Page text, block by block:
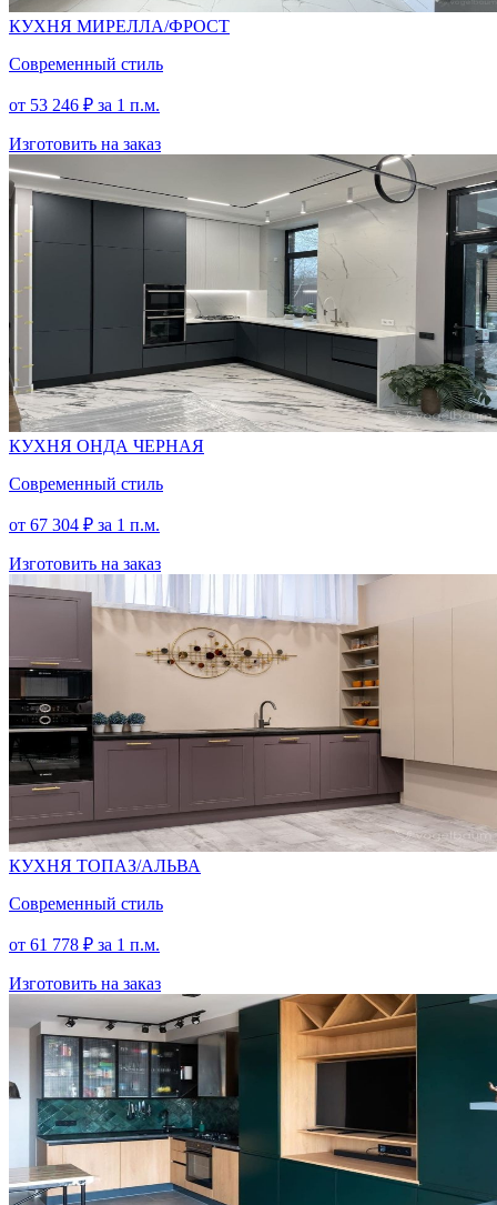
КУХНЯ МИРЕЛЛА/ФРОСТ
Современный стиль
от 53 246 ₽ за 1 п.м.
Изготовить на заказ
КУХНЯ ОНДА ЧЕРНАЯ
Современный стиль
от 67 304 ₽ за 1 п.м.
Изготовить на заказ
КУХНЯ ТОПАЗ/АЛЬВА
Современный стиль
от 61 778 ₽ за 1 п.м.
Изготовить на заказ